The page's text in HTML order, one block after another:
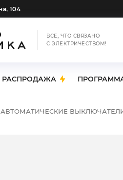
104
ВСЕ, ЧТО СВЯЗАНО
С ЭЛЕКТРИЧЕСТВОМ!
РАСПРОДАЖА
АВТОМАТИЧЕСКИЕ